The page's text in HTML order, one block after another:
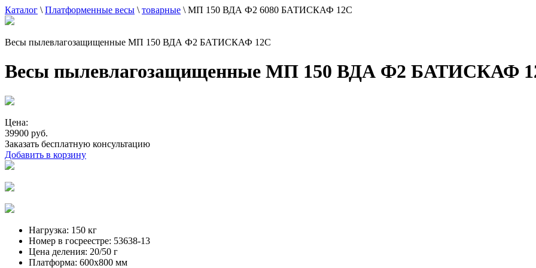
Каталог \ Платформенные весы \ товарные \ МП 150 ВДА Ф2 6080 БАТИСКАФ 12С
Весы пылевлагозащищенные МП 150 ВДА Ф2 БАТИСКАФ 12С
Весы пылевлагозащищенные МП 150 ВДА Ф2 БАТИСКАФ
Цена:
39900 руб.
Заказать бесплатную консультацию
Добавить в корзину
Нагрузка: 150 кг
Номер в госреестре: 53638-13
Цена деления: 20/50 г
Платформа: 600x800 мм